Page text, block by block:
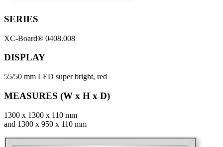
SERIES
XC-Board® 0408.008
DISPLAY
55/50 mm LED super bright, red
MEASURES (W x H x D)
1300 x 1300 x 110 mm
and 1300 x 950 x 110 mm